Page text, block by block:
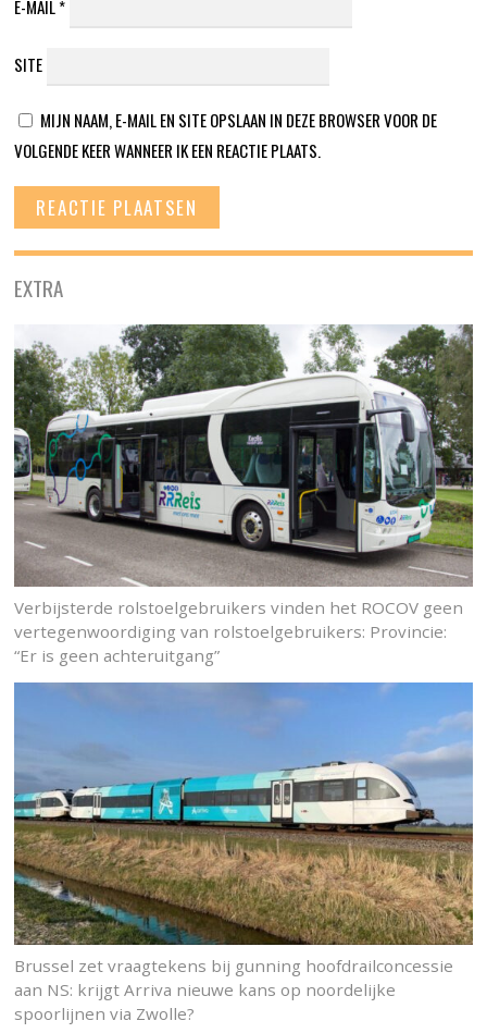
E-MAIL*
SITE
MIJN NAAM, E-MAIL EN SITE OPSLAAN IN DEZE BROWSER VOOR DE
VOLGENDE KEER WANNEER IK EEN REACTIE PLAATS.
EXTRA
Verbijsterde rolstoelgebruikers vinden het ROCOV geen
vertegenwoordiging van rolstoelgebruikers: Provincie:
“Er is geen achteruitgang”
Brussel zet vraagtekens bij gunning hoofdrailconcessie
aan NS: krijgt Arriva nieuwe kans op noordelijke
spoorlijnen via Zwolle?